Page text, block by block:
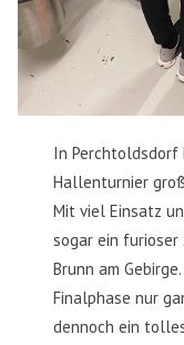
In Perchtoldsdorf
Hallenturnier
Mit viel Einsatz
sogar ein furioser
Brunn am
Finalphase nur
dennoch ein